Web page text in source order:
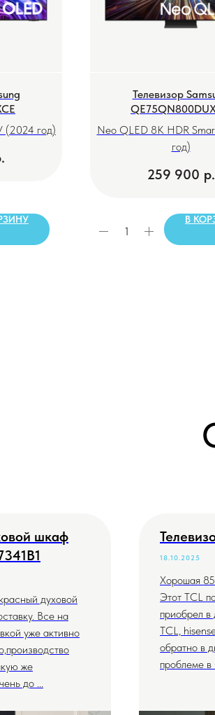
(2024 год)
Телевизор
Neo QLED 8K HDR
год)
259 900 р.
В
шкаф
духовой
Все на
уже активно
же
до ...
18.10.2025
Хорошая
Этот TCL
приобрел в
TCL,
обратно в
проблеме